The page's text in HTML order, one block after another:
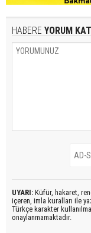
HABERE YORUM KAT
UYARI: Küfür, hakaret,
içeren, imla kuralları ile
Türkçe karakter
onaylanmamaktadır.